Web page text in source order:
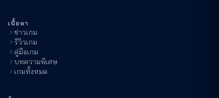
เนื้อหา
ข่าวเกม
รีวิวเกม
คู่มือเกม
บทความพิเศษ
เกมทั้งหมด